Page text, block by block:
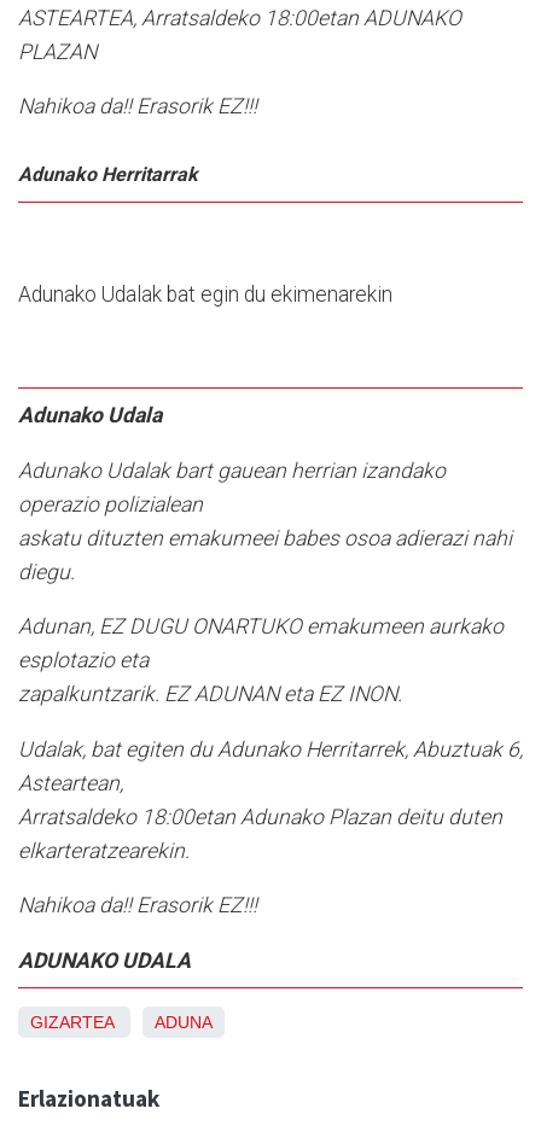
ASTEARTEA, Arratsaldeko 18:00etan ADUNAKO
PLAZAN
Nahikoa da!! Erasorik EZ!!!
Adunako Herritarrak
Adunako Udalak bat egin du ekimenarekin
Adunako Udala
Adunako Udalak bart gauean herrian izandako
operazio polizialean
askatu dituzten emakumeei babes osoa adierazi nahi
diegu.
Adunan, EZ DUGU ONARTUKO emakumeen aurkako
esplotazio eta
zapalkuntzarik. EZ ADUNAN eta EZ INON.
Udalak, bat egiten du Adunako Herritarrek, Abuztuak 6,
Asteartean,
Arratsaldeko 18:00etan Adunako Plazan deitu duten
elkarteratzearekin.
Nahikoa da!! Erasorik EZ!!!
ADUNAKO UDALA
GIZARTEA ADUNA
Erlazionatuak